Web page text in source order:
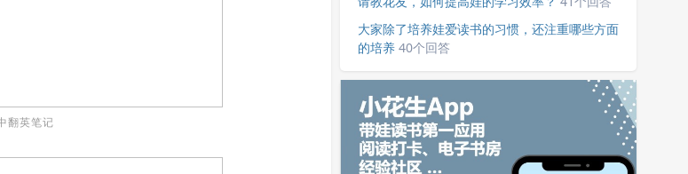
翻英笔记
大家除了培养娃爱读书的习惯，还注重哪些方面
的培养 40个回答